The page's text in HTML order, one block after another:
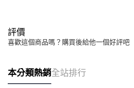
評價
喜歡這個商品嗎？購買後給他一個好評吧
本分類熱銷全站排行